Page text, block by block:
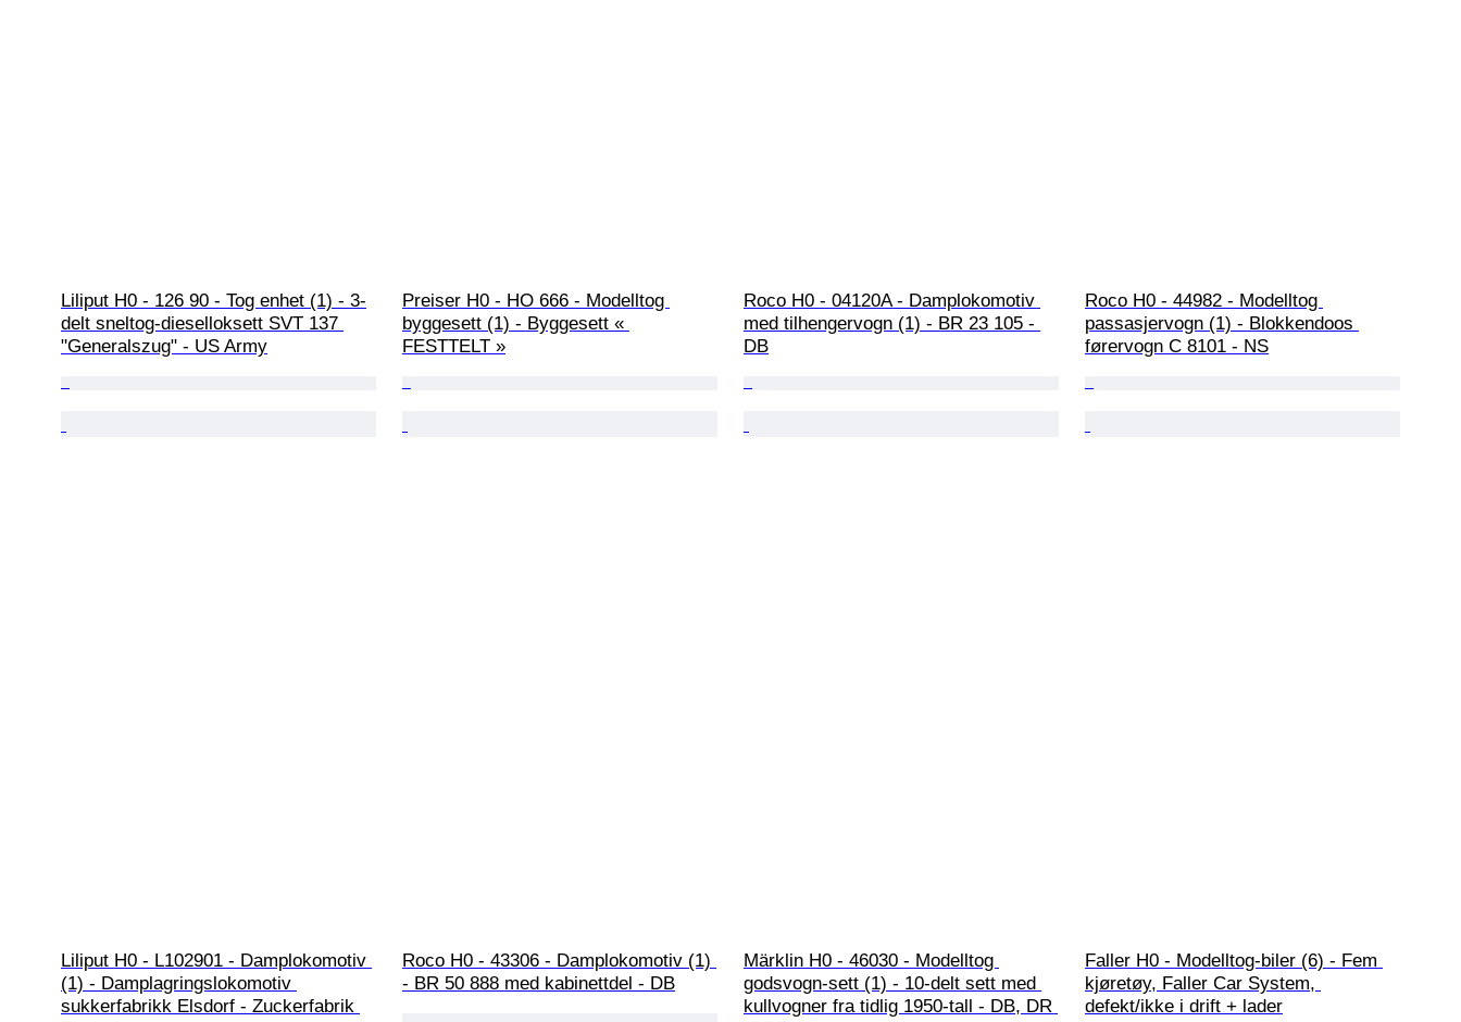
Liliput H0 - 126 90 - Tog enhet (1) - 3-
delt sneltog-dieselloksett SVT 137
"Generalszug" - US Army
Preiser H0 - HO 666 - Modelltog
byggesett (1) - Byggesett «
FESTTELT »
Roco H0 - 04120A - Damplokomotiv
med tilhengervogn (1) - BR 23 105 -
DB
Roco H0 - 44982 - Modelltog
passasjervogn (1) - Blokkendoos
førervogn C 8101 - NS
Liliput H0 - L102901 - Damplokomotiv
(1) - Damplagringslokomotiv
sukkerfabrikk Elsdorf - Zuckerfabrik
Roco H0 - 43306 - Damplokomotiv (1)
- BR 50 888 med kabinettdel - DB
Märklin H0 - 46030 - Modelltog
godsvogn-sett (1) - 10-delt sett med
kullvogner fra tidlig 1950-tall - DB, DR
Faller H0 - Modelltog-biler (6) - Fem
kjøretøy, Faller Car System,
defekt/ikke i drift + lader